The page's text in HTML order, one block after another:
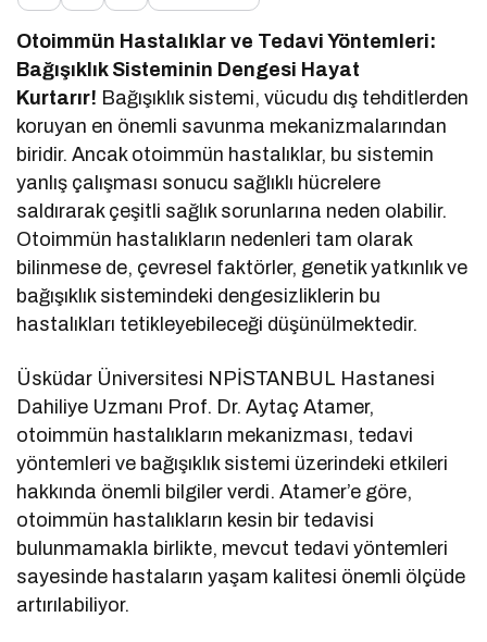
Otoimmün Hastalıklar ve Tedavi Yöntemleri:
Bağışıklık Sisteminin Dengesi Hayat
Kurtarır! Bağışıklık sistemi, vücudu dış tehditlerden
koruyan en önemli savunma mekanizmalarından
biridir. Ancak otoimmün hastalıklar, bu sistemin
yanlış çalışması sonucu sağlıklı hücrelere
saldırarak çeşitli sağlık sorunlarına neden olabilir.
Otoimmün hastalıkların nedenleri tam olarak
bilinmese de, çevresel faktörler, genetik yatkınlık ve
bağışıklık sistemindeki dengesizliklerin bu
hastalıkları tetikleyebileceği düşünülmektedir.
Üsküdar Üniversitesi NPİSTANBUL Hastanesi
Dahiliye Uzmanı Prof. Dr. Aytaç Atamer,
otoimmün hastalıkların mekanizması, tedavi
yöntemleri ve bağışıklık sistemi üzerindeki etkileri
hakkında önemli bilgiler verdi. Atamer’e göre,
otoimmün hastalıkların kesin bir tedavisi
bulunmamakla birlikte, mevcut tedavi yöntemleri
sayesinde hastaların yaşam kalitesi önemli ölçüde
artırılabiliyor.